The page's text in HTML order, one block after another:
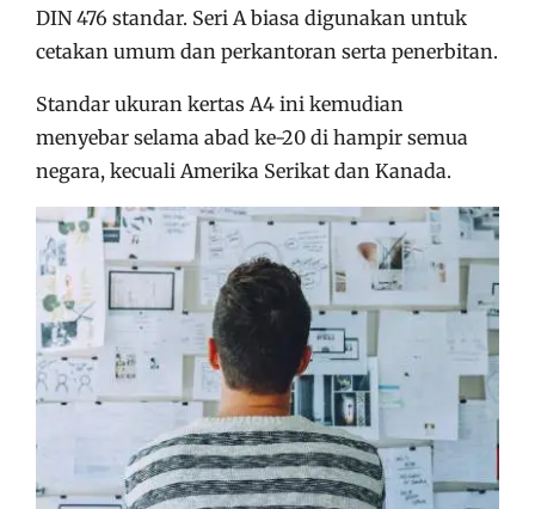
DIN 476 standar. Seri A biasa digunakan untuk
cetakan umum dan perkantoran serta penerbitan.
Standar ukuran kertas A4 ini kemudian
menyebar selama abad ke-20 di hampir semua
negara, kecuali Amerika Serikat dan Kanada.